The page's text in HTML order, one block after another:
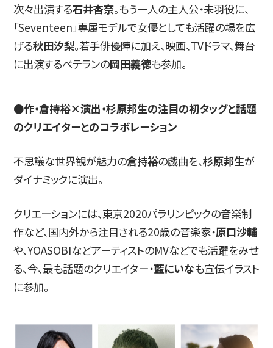
次々出演する石井杏奈。もう一人の主人公・未羽役に、
「Seventeen」専属モデルで女優としても活躍の場を広
げる秋田汐梨。若手俳優陣に加え、映画、TVドラマ、舞台
に出演するベテランの岡田義徳も参加。
●作・倉持裕×演出・杉原邦生の注目の初タッグと話題
のクリエイターとのコラボレーション
不思議な世界観が魅力の倉持裕の戯曲を、杉原邦生が
ダイナミックに演出。
クリエーションには、東京2020パラリンピックの音楽制
作など、国内外から注目される20歳の音楽家・原口沙輔
や、YOASOBIなどアーティストのMVなどでも活躍をみせ
る、今、最も話題のクリエイター・藍にいなも宣伝イラスト
に参加。